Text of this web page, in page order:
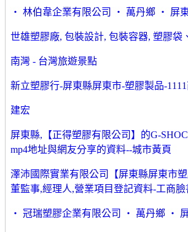
‧ 林伯韋企業有限公司 ‧ 萬丹鄉 ‧ 屏
世雄塑膠廠, 包裝設計, 包裝容器, 塑膠袋
南灣 - 台灣旅遊景點
新立塑膠行-屏東縣屏東市-塑膠製品-
建宏
屏東縣,【正得塑膠有限公司】的G-
mp4地址與網友分享的資料--城市黃頁
澤沛國際實業有限公司【屏東縣屏東市
董監事,經理人,營業項目登記資料-工商臉
‧ 冠瑞塑膠企業有限公司 ‧ 萬丹鄉 ‧